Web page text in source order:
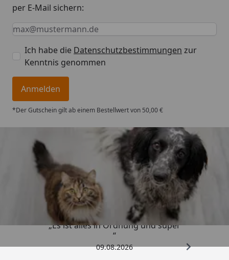
per E-Mail sichern:
Keine Eingabe erforderlich
Eingabe erforderlich
E-Mail *
Ich habe die Datenschutzbestimmungen zur
Kenntnis genommen
Anmelden
*Der Gutschein gilt ab einem Bestellwert von 50,00 €
Trusted Shops
4,73/ 5
„Es ist alles in Ordnung und super
“
09.08.2026